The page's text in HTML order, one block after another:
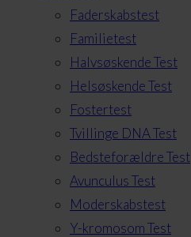
Faderskabstest
Familietest
Halvsøskende Test
Helsøskende Test
Fostertest
Tvillinge DNA Test
Bedsteforældre Test
Avunculus Test
Moderskabstest
Y-kromosom Test